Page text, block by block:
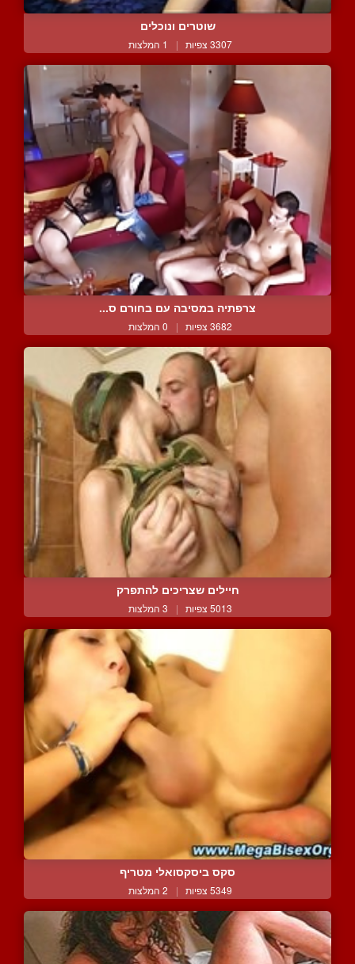
שוטרים ונוכלים
3307 צפיות | 1 המלצות
צרפתיה במסיבה עם בחורם ס...
3682 צפיות | 0 המלצות
חיילים שצריכים להתפרק
5013 צפיות | 3 המלצות
סקס ביסקסואלי מטריף
5349 צפיות | 2 המלצות